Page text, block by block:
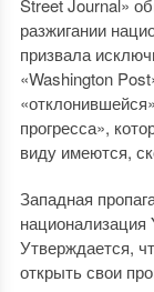
Street Journal»
разжигании
призвала
«Washington
прогресса»,
виду имеются,
Западная
национализация
Утверждается,
открыть свои